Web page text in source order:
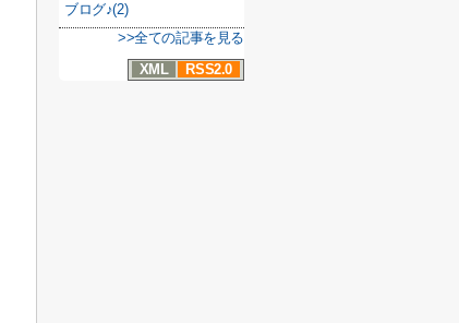
ブログ♪(2)
>>全ての記事を見る
XML
RSS2.0